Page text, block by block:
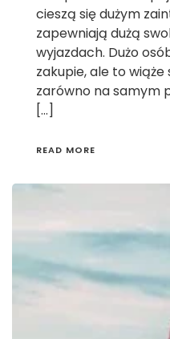
cieszą się dużym
zapewniają dużą
wyjazdach. Dużo
zakupie, ale to
zarówno na samym
[…]
READ MORE